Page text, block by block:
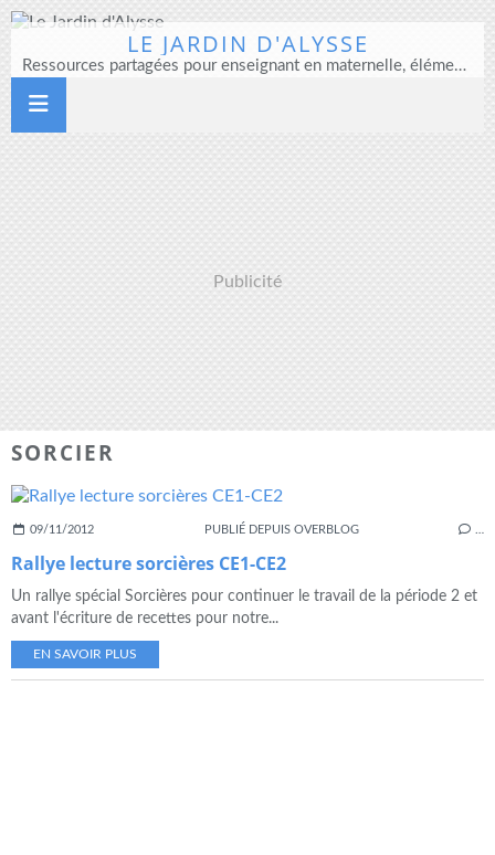
LE JARDIN D'ALYSSE
Ressources partagées pour enseignant en maternelle, élémentaire et direction d'école
Publicité
SORCIER
09/11/2012 PUBLIÉ DEPUIS OVERBLOG
Rallye lecture sorcières CE1-CE2
Un rallye spécial Sorcières pour continuer le travail de la période 2 et
avant l'écriture de recettes pour notre...
EN SAVOIR PLUS